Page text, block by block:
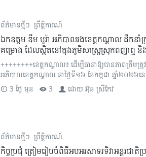
ព័ត៌មានថ្មីៗ ព្រឹត្តិការណ៍
ឯកឧត្តម ឌឹម បូរ៉ា អភិបាលរងខេត្តកណ្តាល ដឹកនាំ
គម្រោង ដែលស្ថិតនៅក្នុងភូមិសាស្ត្រស្រុកពញាឮ
++++++++ខេត្តកណ្តាល៖ ដើម្បីធានាឱ្យបានភាពត្រឹម
អភិបាលខេត្តកណ្តាល នាថ្ងៃទី១៦ ខែកក្កដា ឆ្នាំ២០២៦ន
3 ថ្ងៃ មុន
3 ដោយអ៊ុន ស្រីកែវ
ព័ត៌មានថ្មីៗ ព្រឹត្តិការណ៍
កិច្ចប្រជុំ ត្រៀមរៀបចំពិធីអបអរសាទរទិវាអន្តរជ